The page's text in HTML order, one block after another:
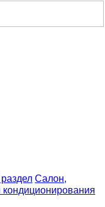
Салон,